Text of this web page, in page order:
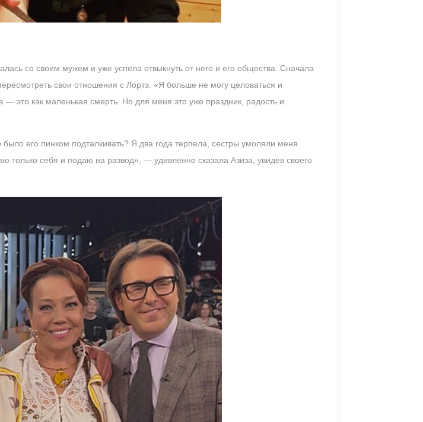
со своим мужем и уже успела отвыкнуть от него и его общества. Сначала
свои отношения с Лортэ. «Я больше не могу целоваться и
это как маленькая смерть. Но для меня это уже праздник, радость и
его пинком подталкивать? Я два года терпела, сестры умоляли меня
только себя и подаю на развод», — удивленно сказала Азиза, увидев своего